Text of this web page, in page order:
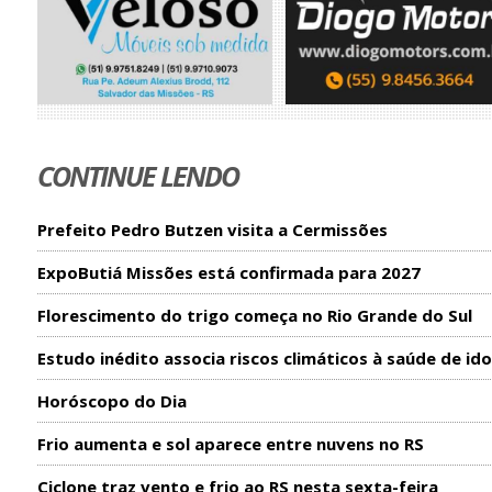
CONTINUE LENDO
Prefeito Pedro Butzen visita a Cermissões
ExpoButiá Missões está confirmada para 2027
Florescimento do trigo começa no Rio Grande do Sul
Estudo inédito associa riscos climáticos à saúde de
Horóscopo do Dia
Frio aumenta e sol aparece entre nuvens no RS
Ciclone traz vento e frio ao RS nesta sexta-feira